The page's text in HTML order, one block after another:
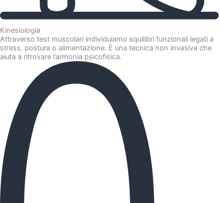
Kinesiologia
Attraverso test muscolari individuiamo squilibri funzionali legati a
stress, postura o alimentazione. È una tecnica non invasiva che
aiuta a ritrovare l’armonia psicofisica.